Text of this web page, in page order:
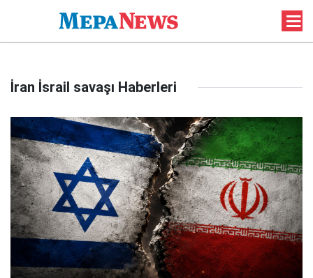
İran İsrail savaşı Haberleri